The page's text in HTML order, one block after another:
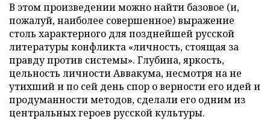
В этом произведении можно найти базовое (и,
пожалуй, наиболее совершенное) выражение
столь характерного для позднейшей русской
литературы конфликта «личность, стоящая за
правду против системы». Глубина, яркость,
цельность личности Аввакума, несмотря на не
утихший и по сей день спор о верности его идей и
продуманности методов, сделали его одним из
центральных героев русской культуры.